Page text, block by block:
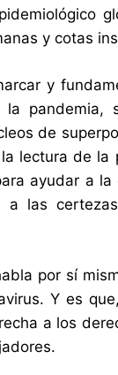
y cotas
y
pandemia,
de
lectura de
ayudar a
las
por sí
Y es
a los